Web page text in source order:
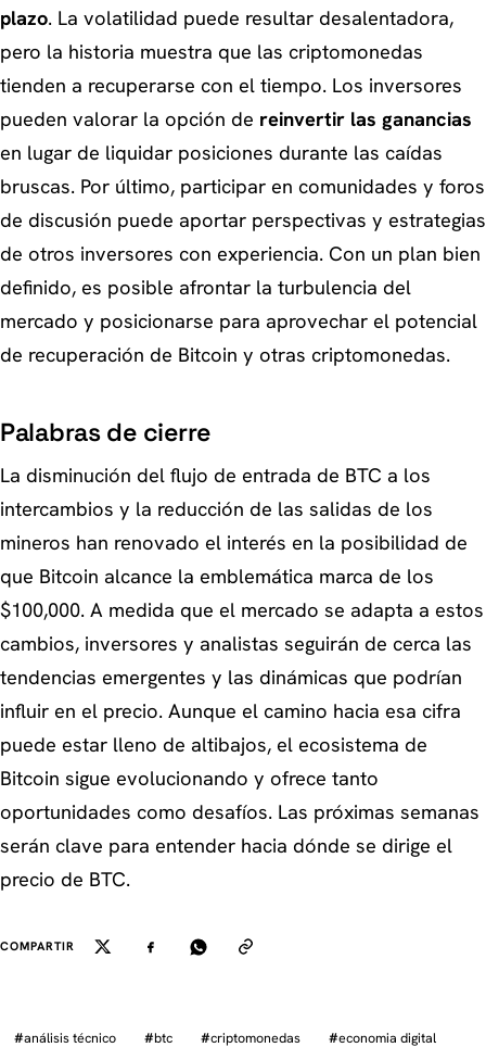
plazo. La volatilidad puede resultar desalentadora,
pero la historia muestra que las criptomonedas
tienden a recuperarse con el tiempo. Los inversores
pueden valorar la opción de reinvertir las ganancias
en lugar de liquidar posiciones durante las caídas
bruscas. Por último, participar en comunidades y foros
de discusión puede aportar perspectivas y estrategias
de otros inversores con experiencia. Con un plan bien
definido, es posible afrontar la turbulencia del
mercado y posicionarse para aprovechar el potencial
de recuperación de Bitcoin y otras criptomonedas.
Palabras de cierre
La disminución del flujo de entrada de BTC a los
intercambios y la reducción de las salidas de los
mineros han renovado el interés en la posibilidad de
que Bitcoin alcance la emblemática marca de los
$100,000. A medida que el mercado se adapta a estos
cambios, inversores y analistas seguirán de cerca las
tendencias emergentes y las dinámicas que podrían
influir en el precio. Aunque el camino hacia esa cifra
puede estar lleno de altibajos, el ecosistema de
Bitcoin sigue evolucionando y ofrece tanto
oportunidades como desafíos. Las próximas semanas
serán clave para entender hacia dónde se dirige el
precio de BTC.
COMPARTIR
#análisis técnico #btc #criptomonedas #economia digital